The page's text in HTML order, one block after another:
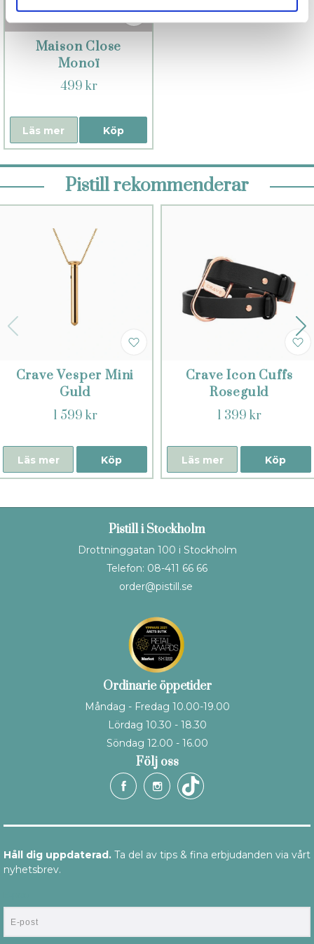
Maison Close
Monoï
499 kr
Köp
Läs mer
Pistill rekommenderar
Crave Vesper Mini
Guld
1 599 kr
Köp
Läs mer
Crave Icon Cuffs
Roseguld
1 399 kr
Köp
Läs mer
Pistill i Stockholm
Drottninggatan 100 i Stockholm
Telefon: 08-411 66 66
order@pistill.se
Ordinarie öppetider
Måndag - Fredag 10.00-19.00
Lördag 10.30 - 18.30
Söndag 12.00 - 16.00
Följ oss
Håll dig uppdaterad. Ta del av tips & fina erbjudanden via vårt
nyhetsbrev.